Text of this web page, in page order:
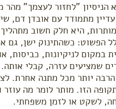
הניסיון "לחזור לעצמך" מהר
מתמודד עם אובדן דם,
מותרות, היא חלק חשוב
הפשוט: כשהתינוק ישן, גם
במקום לניקיונות, כביסות,
שמציעים עזרה, קבלי
הרבה יותר מכל מתנה
הזו. מותר לומר מה
לשקט או לזמן משפחתי.